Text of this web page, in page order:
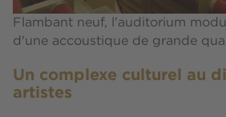
Flambant neuf, l'auditorium
d'une accoustique de grande
Un complexe culturel au
artistes